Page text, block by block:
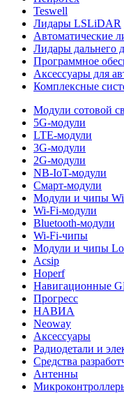
Teswell
Лидары LSLiDAR
Автоматические
Лидары дальнего
Программное
Аксессуары для
Комплексные
Модули сотовой
5G-модули
LTE-модули
3G-модули
2G-модули
NB-IoT-модули
Смарт-модули
Модули и чипы
Wi-Fi-модули
Bluetooth-модули
Wi-Fi-чипы
Модули и чипы
Acsip
Hoperf
Навигационные
Прогресс
НАВИА
Neoway
Аксессуары
Радиодетали и
Средства
Антенны